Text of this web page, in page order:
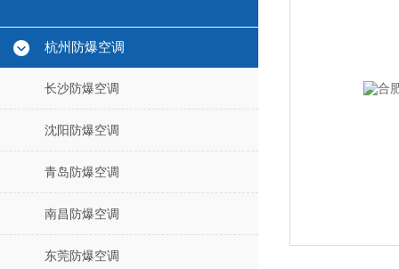
杭州防爆空调
长沙防爆空调
沈阳防爆空调
青岛防爆空调
南昌防爆空调
东莞防爆空调